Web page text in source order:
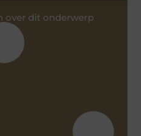
over dit onderwerp